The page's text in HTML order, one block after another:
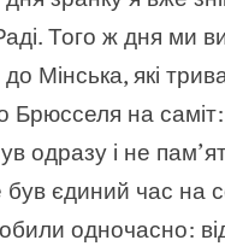
Того ж дня ми
Мінська, які
Брюсселя на саміт:
одразу і не
єдиний час на
одночасно: